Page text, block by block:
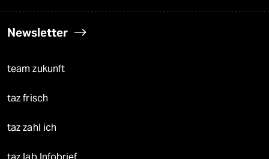
Newsletter
team zukunft
taz frisch
taz zahl ich